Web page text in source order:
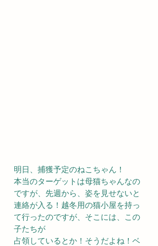
明日、捕獲予定のねこちゃん！
本当のターゲットは母猫ちゃんなの
ですが、先週から、姿を見せないと
連絡が入る！越冬用の猫小屋を持っ
て行ったのですが、そこには、この
子たちが
占領しているとか！そうだよね！ベ